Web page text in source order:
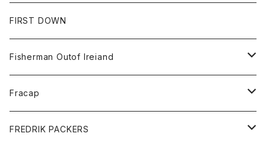
パンツ
コート
ジャケット
スエットシャツ
スエットパンツ
グッズ
帽子
アクセサリー
FIRST DOWN
Fisherman Outof Ireiand
ニット
Fracap
グッズ
FREDRIK PACKERS